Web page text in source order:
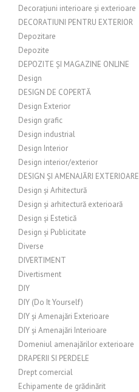
Decorațiuni interioare și exterioare
DECORATIUNI PENTRU EXTERIOR
Depozitare
Depozite
DEPOZITE ȘI MAGAZINE ONLINE
Design
DESIGN DE COPERTĂ
Design Exterior
Design grafic
Design industrial
Design Interior
Design interior/exterior
DESIGN ȘI AMENAJĂRI EXTERIOARE
Design și Arhitectură
Design și arhitectură exterioară
Design și Estetică
Design și Publicitate
Diverse
DIVERTIMENT
Divertisment
DIY
DIY (Do It Yourself)
DIY și Amenajări Exterioare
DIY și Amenajări Interioare
Domeniul amenajărilor exterioare
DRAPERII SI PERDELE
Drept comercial
Echipamente de grădinărit